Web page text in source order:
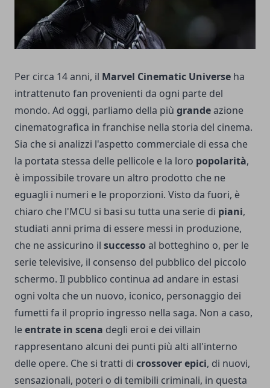
Per circa 14 anni, il Marvel Cinematic Universe ha
intrattenuto fan provenienti da ogni parte del
mondo. Ad oggi, parliamo della più grandeazione
cinematografica in franchise nella storia del cinema.
Sia che si analizzi l'aspetto commerciale di essa che
la portata stessa delle pellicole e la loro popolarità,
è impossibile trovare un altro prodotto che ne
eguagli i numeri e le proporzioni. Visto da fuori, è
chiaro che l'MCU si basi su tutta una serie di piani,
studiati anni prima di essere messi in produzione,
che ne assicurino il successo al botteghino o, per le
serie televisive, il consenso del pubblico del piccolo
schermo. Il pubblico continua ad andare in estasi
ogni volta che un nuovo, iconico, personaggio dei
fumetti fa il proprio ingresso nella saga. Non a caso,
leentrate in scena degli eroi e dei villain
rappresentano alcuni dei punti più alti all'interno
delle opere. Che si tratti di crossover epici, di nuovi,
sensazionali, poteri o di temibili criminali, in questa